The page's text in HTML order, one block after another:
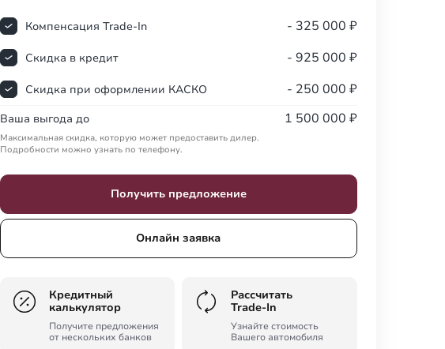
Компенсация Trade-In - 325 000 ₽
Скидка в кредит - 925 000 ₽
Скидка при оформлении КАСКО - 250 000 ₽
Ваша выгода до 1 500 000 ₽
Максимальная скидка, которую может предоставить дилер.
Подробности можно узнать по телефону.
Получить предложение
Онлайн заявка
Кредитный
калькулятор
Получите предложения
от нескольких банков
Рассчитать
Trade-In
Узнайте стоимость
Вашего автомобиля